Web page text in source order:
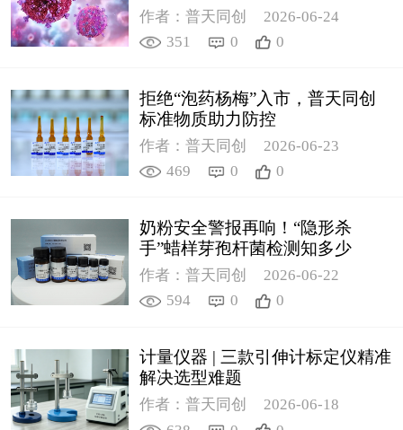
作者：普天同创
2026-06-24
351
0 0
拒绝“泡药杨梅”入市，普天同创
标准物质助力防控
作者：普天同创
2026-06-23
469
0 0
奶粉安全警报再响！“隐形杀
手”蜡样芽孢杆菌检测知多少
作者：普天同创
2026-06-22
594
0 0
计量仪器 | 三款引伸计标定仪精准
解决选型难题
作者：普天同创
2026-06-18